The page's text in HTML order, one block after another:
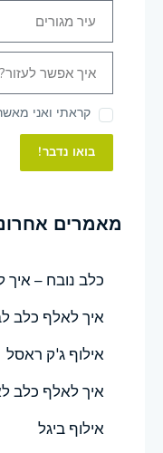
קראתי ואני
בואו נדבר!
מאמרים
כלב נובח –
איך לאלף כלב
אילוף ג'ק ראסל
איך לאלף כלב
אילוף ביגל